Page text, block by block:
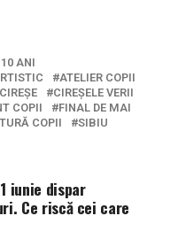
ANI
ATELIER COPII
CIREȘELE VERII
COPII
FINAL DE MAI
COPII
SIBIU
iunie dispar
Ce riscă cei care